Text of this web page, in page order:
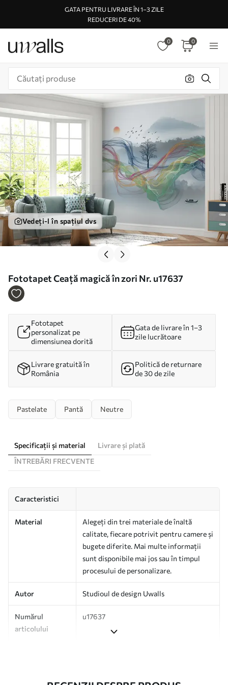
GATA PENTRU LIVRARE ÎN 1–3 ZILE
REDUCERI DE 40%
0 0
Vedeți-l în spațiul dvs
Fototapet Ceață magică în zori Nr. u17637
Fototapet
personalizat pe
dimensiunea dorită
Gata de livrare în 1–3
zile lucrătoare
Livrare gratuită în
România
Politică de returnare
de 30 de zile
Pastelate Pantă Neutre
Specificații și material
Livrare și plată
ÎNTREBĂRI FRECVENTE
Caracteristici
Material
Alegeți din trei materiale de înaltă
calitate, fiecare potrivit pentru camere și
bugete diferite. Mai multe informații
sunt disponibile mai jos sau în timpul
procesului de personalizare.
Autor Studioul de design Uwalls
Numărul
articolului
u17637